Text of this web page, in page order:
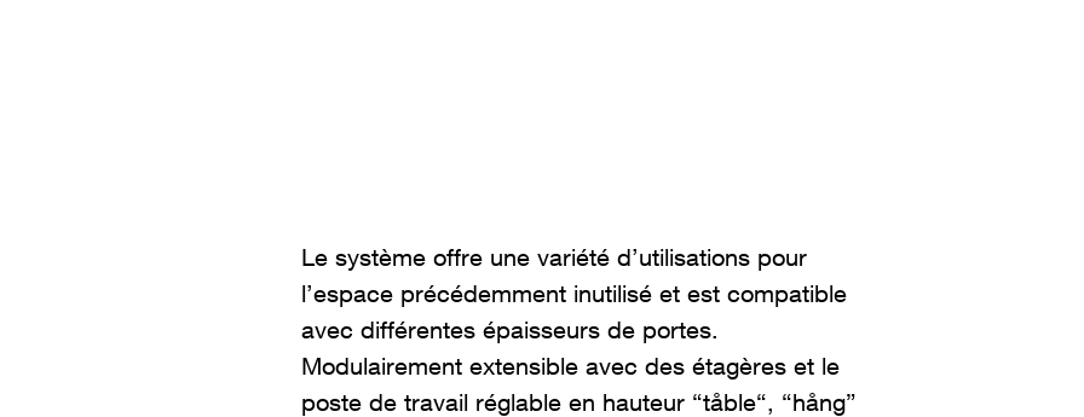
Le système offre une variété d’utilisations pour
l’espace précédemment inutilisé et est compatible
avec différentes épaisseurs de portes.
Modulairement extensible avec des étagères et le
poste de travail réglable en hauteur “tåble“, “hång”